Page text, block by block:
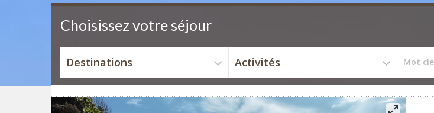
Choisissez votre séjour
Destinations Activités Mot